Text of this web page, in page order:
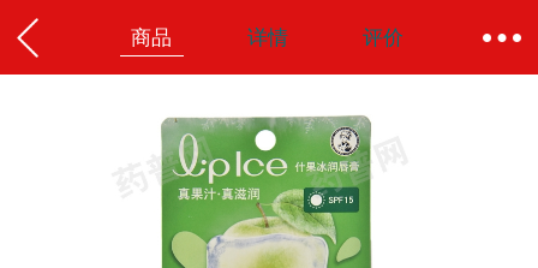
商品 详情 评价